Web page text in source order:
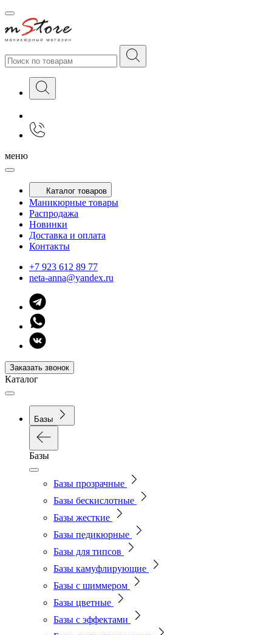
меню
Каталог товаров
Маникюрные товары
Распродажа
Новинки
Доставка и оплата
Контакты
+7 923 612 89 77
neta-anna@yandex.ru
Заказать звонок
Каталог
Базы
Базы
Базы прозрачные
Базы бескислотные
Базы жесткие
Базы педикюрные
Базы для типсов
Базы камуфлирующие
Базы с шиммером
Базы цветные
Базы с эффектами